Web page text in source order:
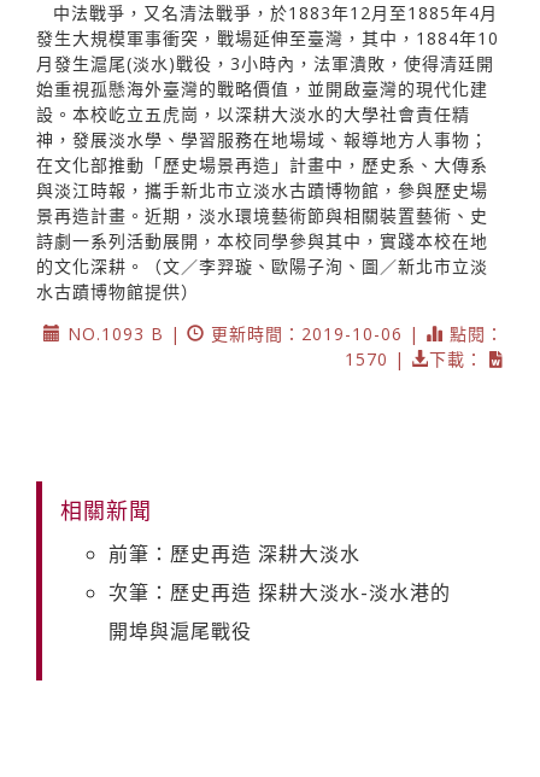
中法戰爭，又名清法戰爭，於1883年12月至1885年4月
發生大規模軍事衝突，戰場延伸至臺灣，其中，1884年10
月發生滬尾(淡水)戰役，3小時內，法軍潰敗，使得清廷開
始重視孤懸海外臺灣的戰略價值，並開啟臺灣的現代化建
設。本校屹立五虎崗，以深耕大淡水的大學社會責任精
神，發展淡水學、學習服務在地場域、報導地方人事物；
在文化部推動「歷史場景再造」計畫中，歷史系、大傳系
與淡江時報，攜手新北市立淡水古蹟博物館，參與歷史場
景再造計畫。近期，淡水環境藝術節與相關裝置藝術、史
詩劇一系列活動展開，本校同學參與其中，實踐本校在地
的文化深耕。（文／李羿璇、歐陽子洵、圖／新北市立淡
水古蹟博物館提供）
NO.1093 B |
更新時間：2019-10-06 |
點閱：
1570 |
下載：
相關新聞
前筆：歷史再造 深耕大淡水
次筆：歷史再造 探耕大淡水-淡水港的
開埠與滬尾戰役